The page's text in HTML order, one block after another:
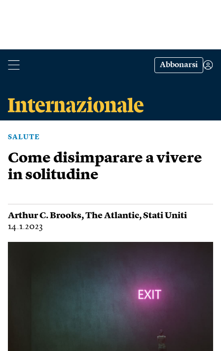
Abbonarsi
SALUTE
Come disimparare a vivere
in solitudine
Arthur C. Brooks,The Atlantic,Stati Uniti
14.1.2023